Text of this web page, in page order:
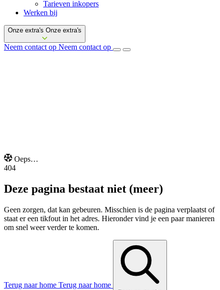
Tarieven inkopers
Werken bij
Onze extra's Onze extra's
Neem contact op Neem contact op
Oeps…
404
Deze pagina bestaat niet (meer)
Geen zorgen, dat kan gebeuren. Misschien is de pagina verplaatst of
staat er een tikfout in het adres. Hieronder vind je een paar manieren
om snel weer verder te komen.
Terug naar home Terug naar home